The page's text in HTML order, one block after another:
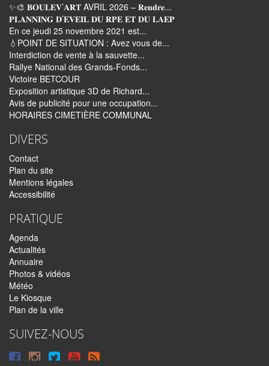
✨🎨 𝐁𝐎𝐔𝐋𝐄𝐕’𝐀𝐑𝐓 AVRIL 2026 – 𝐑𝐞𝐧𝐝𝐫𝐞...
𝐏𝐋𝐀𝐍𝐍𝐈𝐍𝐆 𝐃’𝐄𝐕𝐄𝐈𝐋 𝐃𝐔 𝐑𝐏𝐄 𝐄𝐓 𝐃𝐔 𝐋𝐀𝐄𝐏
En ce jeudi 25 novembre 2021 est...
💧POINT DE SITUATION : Avez vous de...
Interdiction de vente à la sauvette...
Rallye National des Grands-Fonds...
Victoire BETCOUR
Exposition artistique 3D de Richard...
Avis de publicité pour une occupation...
HORAIRES CIMETIÈRE COMMUNAL
DIVERS
Contact
Plan du site
Mentions légales
Accessibilité
PRATIQUE
Agenda
Actualités
Annuaire
Photos & vidéos
Météo
Le Kiosque
Plan de la ville
SUIVEZ-NOUS
SuivreSuivreSuivreSyndiquer